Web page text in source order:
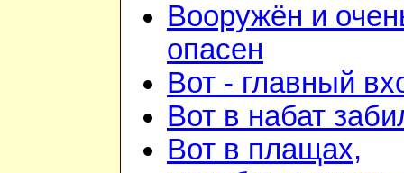
Вооружён и
опасен
Вот - главный
Вот в набат
Вот в плащах,